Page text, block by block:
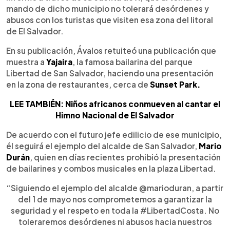
mando de dicho municipio no tolerará desórdenes y
abusos con los turistas que visiten esa zona del litoral
de El Salvador.
En su publicación, Ávalos retuiteó una publicación que
muestra a Yajaira , la famosa bailarina del parque
Libertad de San Salvador, haciendo una presentación
en la zona de restaurantes, cerca de Sunset Park.
LEE TAMBIÉN: Niños africanos conmueven al cantar el
Himno Nacional de El Salvador
De acuerdo con el futuro jefe edilicio de ese municipio,
él seguirá el ejemplo del alcalde de San Salvador, Mario
Durán , quien en días recientes prohibió la presentación
de bailarines y combos musicales en la plaza Libertad.
“Siguiendo el ejemplo del alcalde @marioduran, a partir
del 1 de mayo nos comprometemos a garantizar la
seguridad y el respeto en toda la #LibertadCosta. No
toleraremos desórdenes ni abusos hacia nuestros